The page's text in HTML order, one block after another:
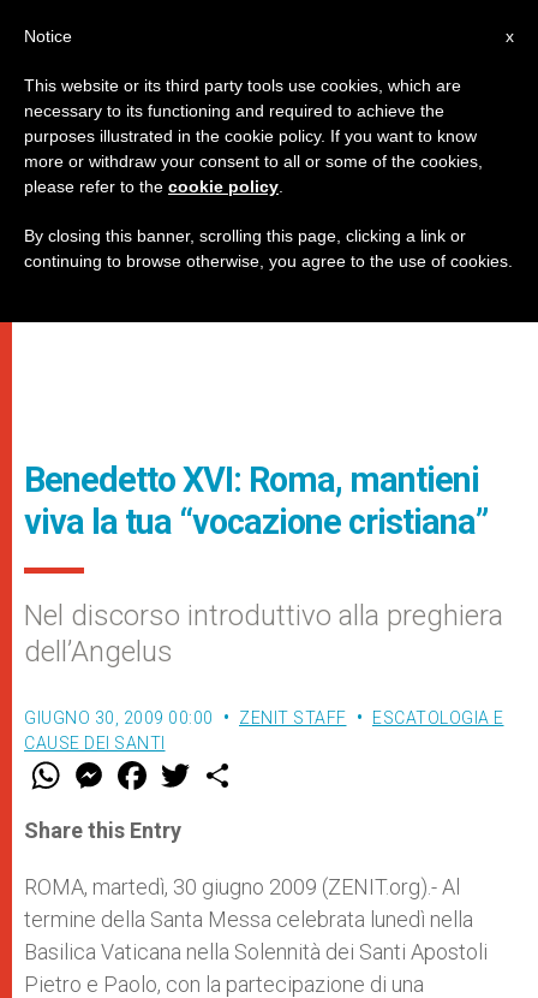
Benedetto XVI: Roma, mantieni
viva la tua “vocazione cristiana”
Nel discorso introduttivo alla preghiera
dell’Angelus
GIUGNO 30, 2009 00:00 ZENIT STAFF
ESCATOLOGIA E
CAUSE DEI SANTI
W
t
s
p
p
M
e
s
e
g
e
r
F
a
e
b
o
k
w
r
Share this Entry
ROMA, martedì, 30 giugno 2009 (ZENIT.org).- Al
termine della Santa Messa celebrata lunedì nella
Basilica Vaticana nella Solennità dei Santi Apostoli
Pietro e Paolo, con la partecipazione di una
x
Notice
This website or its third party tools use cookies, which are
necessary to its functioning and required to achieve the
purposes illustrated in the cookie policy. If you want to know
more or withdraw your consent to all or some of the cookies,
please refer to the cookie policy
By closing this banner, scrolling this page, clicking a link or
continuing to browse otherwise, you agree to the use of cookies.